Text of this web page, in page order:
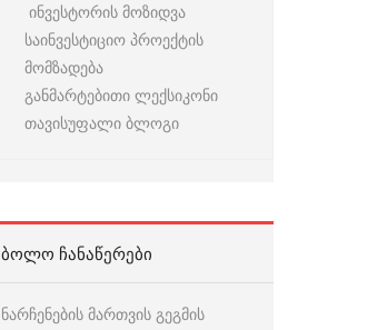
ინვესტორის მოზიდვა
საინვესტიციო პროექტის
მომზადება
განმარტებითი ლექსიკონი
თავისუფალი ბლოგი
ᲑᲝᲚᲝ ᲩᲐᲜᲐᲬᲔᲠᲔᲑᲘ
ნარჩენების მართვის გეგმის